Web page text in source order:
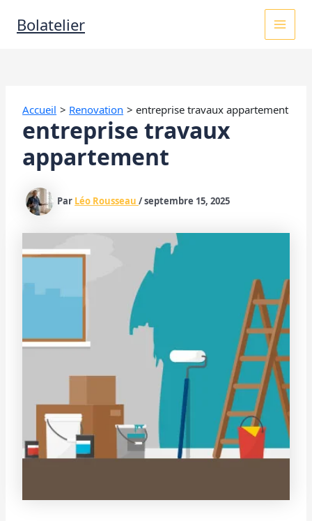
contenu
Bolatelier
MAIN
Accueil Renovation entreprise travaux appartement
entreprise travaux
appartement
Par Léo Rousseau/septembre 15, 2025